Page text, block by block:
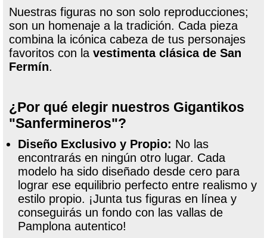
Nuestras figuras no son solo reproducciones;
son un homenaje a la tradición. Cada pieza
combina la icónica cabeza de tus personajes
favoritos con la vestimenta clásica de San
Fermín.
¿Por qué elegir nuestros Gigantikos
"Sanfermineros"?
Diseño Exclusivo y Propio: No las
encontrarás en ningún otro lugar. Cada
modelo ha sido diseñado desde cero para
lograr ese equilibrio perfecto entre realismo y
estilo propio. ¡Junta tus figuras en línea y
conseguirás un fondo con las vallas de
Pamplona autentico!